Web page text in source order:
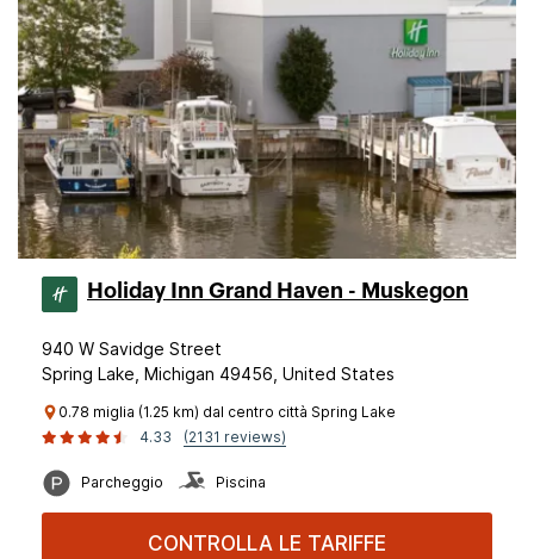
Holiday Inn Grand Haven - Muskegon
940 W Savidge Street
Spring Lake, Michigan 49456, United States
0.78 miglia (1.25 km) dal centro città Spring Lake
4.33
(2131 reviews)
Parcheggio Piscina
CONTROLLA LE TARIFFE